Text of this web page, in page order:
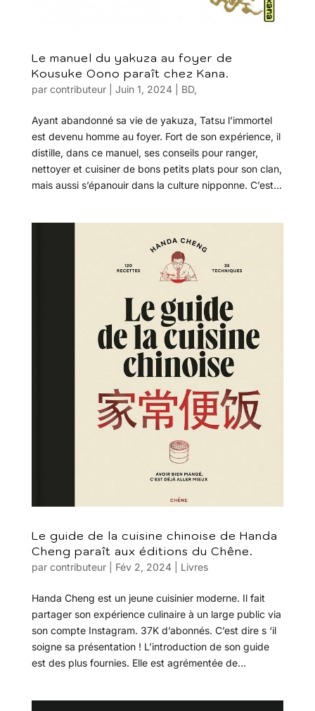
Le manuel du yakuza au foyer de
Kousuke Oono paraît chez Kana.
par contributeur| Juin 1, 2024| BD,
Ayant abandonné sa vie de yakuza, Tatsu l’immortel
est devenu homme au foyer. Fort de son expérience, il
distille, dans ce manuel, ses conseils pour ranger,
nettoyer et cuisiner de bons petits plats pour son clan,
mais aussi s’épanouir dans la culture nipponne. C’est...
Le guide de la cuisine chinoise de Handa
Cheng paraît aux éditions du Chêne.
par contributeur| Fév 2, 2024| Livres
Handa Cheng est un jeune cuisinier moderne. Il fait
partager son expérience culinaire à un large public via
son compte Instagram. 37K d’abonnés. C’est dire s ‘il
soigne sa présentation ! L’introduction de son guide
est des plus fournies. Elle est agrémentée de...